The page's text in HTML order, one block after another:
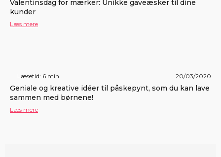
Valentinsdag for mærker: Unikke gaveæsker til dine
kunder
Læs mere
Læsetid: 6 min 20/03/2020
Geniale og kreative idéer til påskepynt, som du kan lave
sammen med børnene!
Læs mere